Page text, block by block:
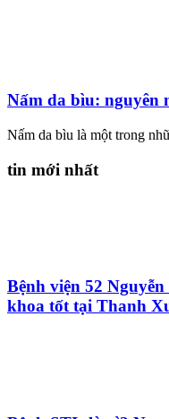
Nấm da bìu: nguyên
Nấm da bìu là một trong
tin mới nhất
Bệnh viện 52
khoa tốt tại Thanh